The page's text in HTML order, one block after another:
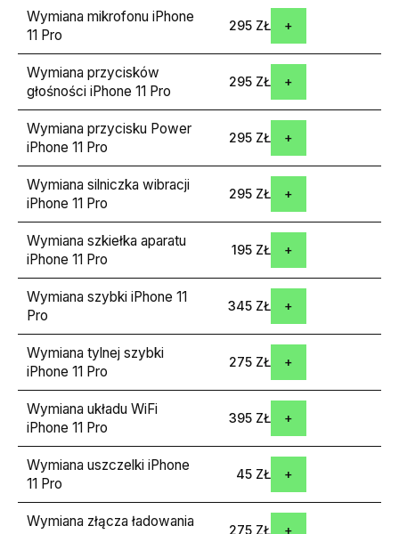
Wymiana mikrofonu iPhone
11 Pro
295 ZŁ
Wymiana przycisków
głośności iPhone 11 Pro
295 ZŁ
Wymiana przycisku Power
iPhone 11 Pro
295 ZŁ
Wymiana silniczka wibracji
iPhone 11 Pro
295 ZŁ
Wymiana szkiełka aparatu
iPhone 11 Pro
195 ZŁ
Wymiana szybki iPhone 11
Pro
345 ZŁ
Wymiana tylnej szybki
iPhone 11 Pro
275 ZŁ
Wymiana układu WiFi
iPhone 11 Pro
395 ZŁ
Wymiana uszczelki iPhone
11 Pro
45 ZŁ
Wymiana złącza ładowania
275 ZŁ